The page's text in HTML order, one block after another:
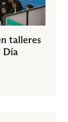
talleres
Día